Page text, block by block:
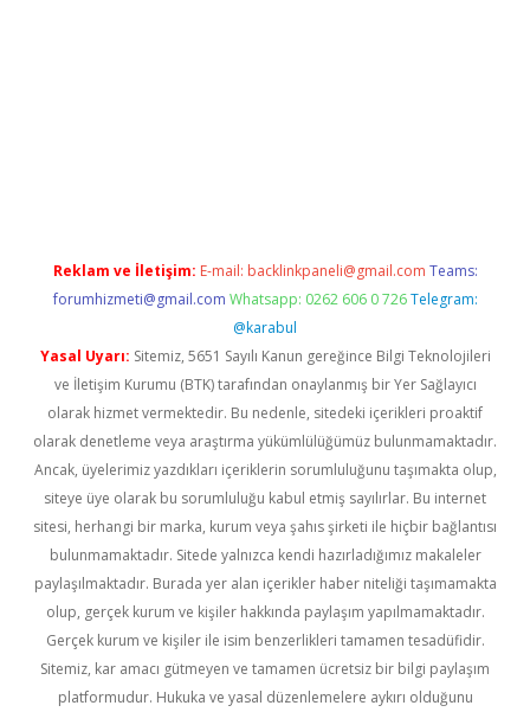
Reklam ve İletişim: E-mail: backlinkpaneli@gmail.com Teams:
forumhizmeti@gmail.com Whatsapp: 0262 606 0 726 Telegram:
@karabul
Yasal Uyarı: Sitemiz, 5651 Sayılı Kanun gereğince Bilgi Teknolojileri
ve İletişim Kurumu (BTK) tarafından onaylanmış bir Yer Sağlayıcı
olarak hizmet vermektedir. Bu nedenle, sitedeki içerikleri proaktif
olarak denetleme veya araştırma yükümlülüğümüz bulunmamaktadır.
Ancak, üyelerimiz yazdıkları içeriklerin sorumluluğunu taşımakta olup,
siteye üye olarak bu sorumluluğu kabul etmiş sayılırlar. Bu internet
sitesi, herhangi bir marka, kurum veya şahıs şirketi ile hiçbir bağlantısı
bulunmamaktadır. Sitede yalnızca kendi hazırladığımız makaleler
paylaşılmaktadır. Burada yer alan içerikler haber niteliği taşımamakta
olup, gerçek kurum ve kişiler hakkında paylaşım yapılmamaktadır.
Gerçek kurum ve kişiler ile isim benzerlikleri tamamen tesadüfidir.
Sitemiz, kar amacı gütmeyen ve tamamen ücretsiz bir bilgi paylaşım
platformudur. Hukuka ve yasal düzenlemelere aykırı olduğunu